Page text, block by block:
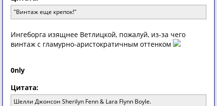
"Винтаж еще крепок!"
Ингеборга изящнее Ветлицкой, пожалуй, из-за чего
винтаж с гламурно-аристократичным оттенком
0nly
Цитата:
Шелли Джонсон Sherilyn Fenn & Lara Flynn Boyle.